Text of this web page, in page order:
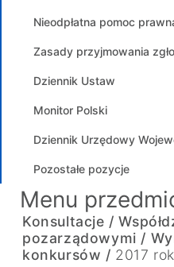
Nieodpłatna pomoc
Zasady przyjmowania
Dziennik Ustaw
Monitor Polski
Dziennik Urzędowy
Pozostałe pozycje
Menu
Konsultacje /
pozarządowymi /
konkursów / 2017 rok